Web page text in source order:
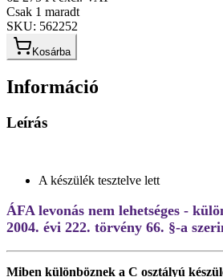
Csak 1 maradt
SKU: 562252
Kosárba
Információ
Leírás
A készülék tesztelve lett
ÁFA levonás nem lehetséges -
2004. évi 222. törvény 66. §-a
Miben különböznek a C osztályú